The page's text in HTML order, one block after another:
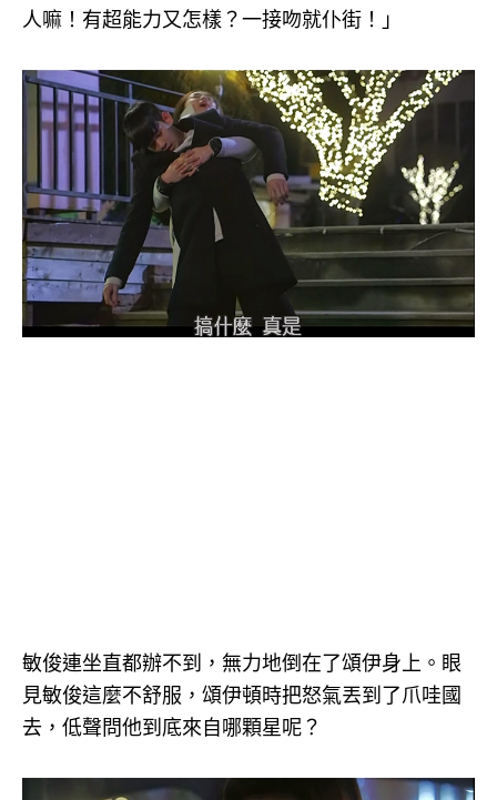
人嘛！有超能力又怎樣？一接吻就仆街！」
敏俊連坐直都辦不到，無力地倒在了頌伊身上。眼
見敏俊這麼不舒服，頌伊頓時把怒氣丟到了爪哇國
去，低聲問他到底來自哪顆星呢？